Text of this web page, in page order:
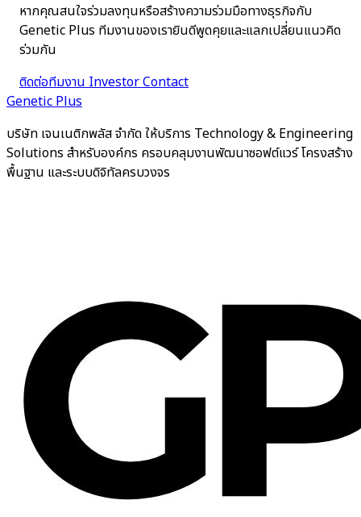
หากคุณสนใจร่วมลงทุนหรือสร้างความร่วมมือทางธุรกิจกับ
Genetic Plus ทีมงานของเรายินดีพูดคุยและแลกเปลี่ยนแนวคิด
ร่วมกัน
ติดต่อทีมงาน Investor Contact
Genetic Plus
บริษัท เจนเนติกพลัส จำกัด ให้บริการ Technology & Engineering
Solutions สำหรับองค์กร ครอบคลุมงานพัฒนาซอฟต์แวร์ โครงสร้าง
พื้นฐาน และระบบดิจิทัลครบวงจร